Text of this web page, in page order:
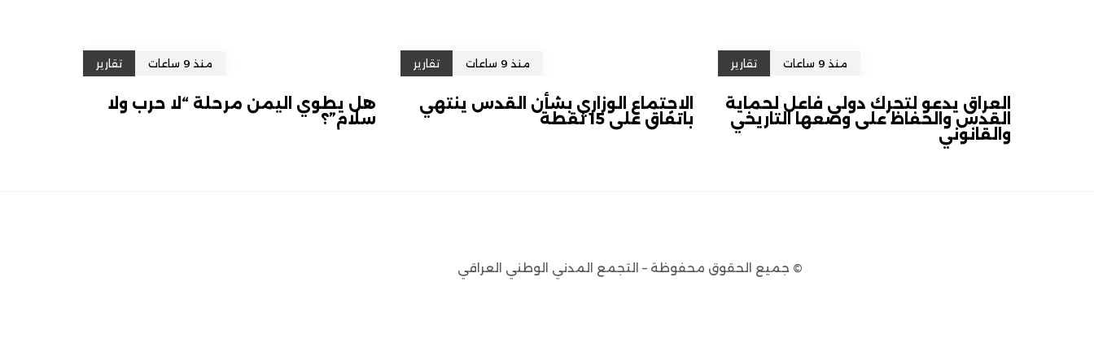
منذ 9 ساعات تقارير
العراق يدعو لتحرك دولي فاعل لحماية
القدس والحفاظ على وضعها التاريخي
والقانوني
منذ 9 ساعات تقارير
الاجتماع الوزاري بشأن القدس ينتهي
باتفاق على 15 نقطة
منذ 9 ساعات تقارير
هل يطوي اليمن مرحلة “لا حرب ولا
سلام”؟
© جميع الحقوق محفوظة – التجمع المدني الوطني العراقي